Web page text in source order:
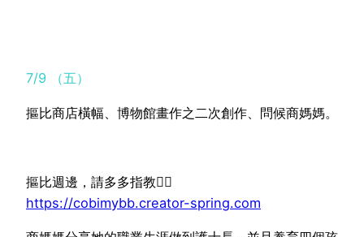
7/9 （五）
摳比商店橫幅、博物館畫作之二次創作、問候商媽媽。
摳比週邊，請多多指教💁‍♀️
https://cobimybb.creator-spring.com